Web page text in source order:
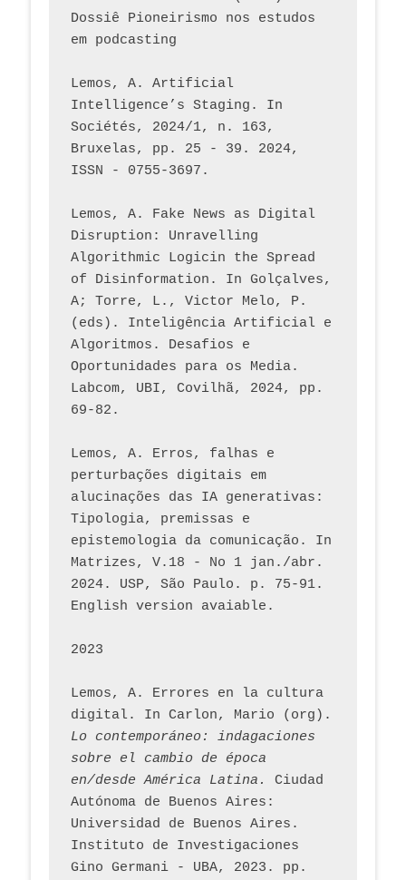
Dossiê Pioneirismo nos estudos
em podcasting
Lemos, A. Artificial
Intelligence’s Staging. In
Sociétés, 2024/1, n. 163,
Bruxelas, pp. 25 - 39. 2024,
ISSN - 0755-3697.
Lemos, A. Fake News as Digital
Disruption: Unravelling
Algorithmic Logicin the Spread
of Disinformation. In Golçalves,
A; Torre, L., Victor Melo, P.
(eds). Inteligência Artificial e
Algoritmos. Desafios e
Oportunidades para os Media.
Labcom, UBI, Covilhã, 2024, pp.
69-82.
Lemos, A. Erros, falhas e
perturbações digitais em
alucinações das IA generativas:
Tipologia, premissas e
epistemologia da comunicação. In
Matrizes, V.18 - No 1 jan./abr.
2024. USP, São Paulo. p. 75-91.
English version avaiable.
2023
Lemos, A. Errores en la cultura
Lo contemporáneo: indagaciones
sobre el cambio de época
en/desde América Latina.
Ciudad
Autónoma de Buenos Aires:
Universidad de Buenos Aires.
Instituto de Investigaciones
Gino Germani - UBA, 2023. pp.